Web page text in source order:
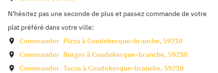
N'hésitez pas une seconde de plus et passez commande de votre
plat préféré dans votre ville:
Commander Pizza àCoudekerque-branche, 59210
Commander Burger àCoudekerque-branche, 59210
Commander Tacos àCoudekerque-branche, 59210